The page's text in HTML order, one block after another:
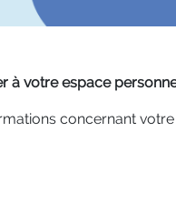
à votre espace
concernant